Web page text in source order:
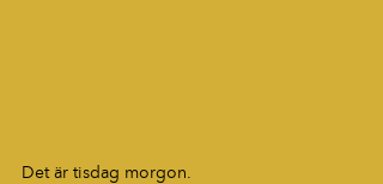
Det är tisdag morgon.